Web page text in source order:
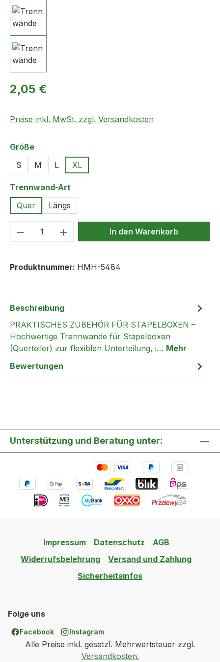
Regulärer Preis:
2,05 €
Preise inkl. MwSt. zzgl. Versandkosten
Größeauswählen
S
M L XL
Trennwand-Art
Quer
Längs
Produkt Anzahl: Gib denIn den Warenkorb
Produktnummer: HMH-5484
Beschreibung
PRAKTISCHES ZUBEHÖR FÜR STAPELBOXEN –
Hochwertige Trennwände für Stapelboxen
(Querteiler) zur flexiblen Unterteilung, i… Mehr
Bewertungen
Unterstützung und Beratung unter:
Impressum Datenschutz
AGB
Widerrufsbelehrung
Versand und Zahlung
Sicherheitsinfos
Folge uns
Facebook Instagram
Alle Preise inkl. gesetzl. Mehrwertsteuer zzgl.
Versandkosten.